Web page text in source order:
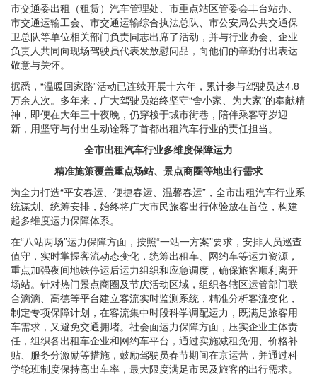
市交通委出租（租赁）汽车管理处、市重点站区管委会丰台站办、
市交通运输工会、市交通运输综合执法总队、市公安局公共交通保
卫总队等单位相关部门负责同志出席了活动，并与行业协会、企业
负责人共同向现场驾驶员代表发放慰问品，向他们的辛勤付出表达
敬意与关怀。
据悉，“温暖回家路”活动已连续开展十六年，累计参与驾驶员达4.8
万余人次。多年来，广大驾驶员始终坚守“舍小家、为大家”的奉献精
神，即便在大年三十夜晚，仍穿梭于城市街巷，陪伴乘客守岁迎
新，用坚守与付出生动诠释了首都出租汽车行业的责任担当。
全市出租汽车行业多维度保障运力
精准施策覆盖重点场站、景点商圈等地出行需求
为全力打造“平安春运、便捷春运、温馨春运”，全市出租汽车行业系
统谋划、统筹安排，始终将广大市民旅客出行体验放在首位，构建
起多维度运力保障体系。
在“八站两场”运力保障方面，按照“一站一方案”要求，安排人员巡查
值守，实时掌握客流动态变化，统筹出租车、网约车等运力资源，
重点加强夜间地铁停运后运力组织和应急调度，确保旅客顺利离开
场站。针对热门景点商圈及节庆活动区域，组织各辖区运管部门联
合滴滴、高德等平台建立客流实时监测系统，精准分析客流变化，
制定专项保障计划，在客流集中时段科学调配运力，既满足旅客用
车需求，又避免交通拥堵。社会面运力保障方面，压实企业主体责
任，组织各出租车企业和网约车平台，通过实施减租免佣、价格补
贴、服务分激励等措施，鼓励驾驶员春节期间在京运营，并通过科
学轮班制度保持高出车率，最大限度满足市民及旅客的出行需求。